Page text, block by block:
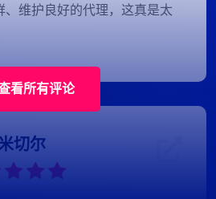
、维护良好的代理，这真是太
切尔
看所有评论